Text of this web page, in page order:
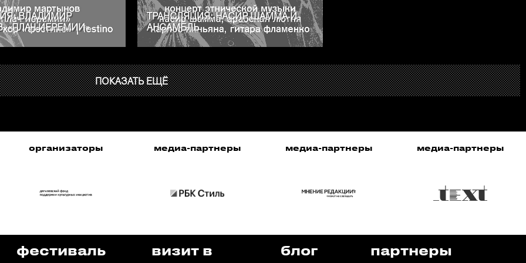
ВЛАДИМИР
«ПЛАЧ ИЕРЕМИИ»
ТРАНСЛЯЦИЯ: НАСИР ШАММА И
АНСАМБЛЬ
ПОКАЗАТЬ ЕЩЁ
медиа-партнеры медиа-партнеры медиа-партнеры медиа-
фестиваль
визит в
блог партнеры